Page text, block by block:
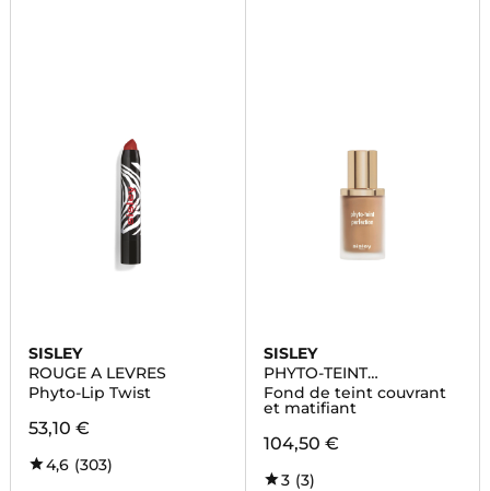
SISLEY
ROUGE A LEVRES
Phyto-Lip Twist
53,10 €
4,6 (303)
SISLEY
PHYTO-TEINT
PERFECTION
Fond de teint couvrant
et matifiant
104,50 €
3 (3)